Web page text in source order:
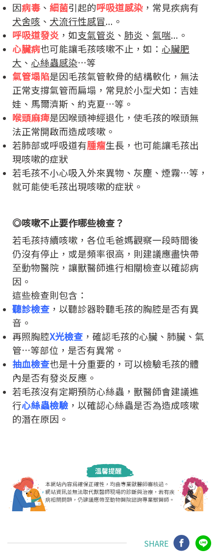
因病毒 、 細菌引起的呼吸道感染 ，常見疾病有
犬舍咳 、 犬流行性感冒...。
呼吸道發炎 ，如支氣管炎 、 肺炎 、 氣喘...。
心臟病也可能讓毛孩咳嗽不止，如： 心臟肥
大 、 心絲蟲感染…等
氣管塌陷是因毛孩氣管軟骨的結構軟化，無法
正常支撐氣管而扁塌，常見於小型犬如：吉娃
娃、馬爾濟斯、約克夏…等。
喉頭麻痺是因喉頭神經退化，使毛孩的喉頭無
法正常開啟而造成咳嗽。
若肺部或呼吸道有腫瘤生長，也可能讓毛孩出
現咳嗽的症狀
若毛孩不小心吸入外來異物、灰塵、煙霧…等，
就可能使毛孩出現咳嗽的症狀。
◎咳嗽不止要作哪些檢查？
若毛孩持續咳嗽，各位毛爸媽觀察一段時間後
仍沒有停止，或是頻率很高，則建議應盡快帶
至動物醫院，讓獸醫師進行相關檢查以確認病
因。
這些檢查則包含：
聽診檢查 ，以聽診器聆聽毛孩的胸腔是否有異
音。
再照胸腔X光檢查 ，確認毛孩的心臟、肺臟、氣
管…等部位，是否有異常。
抽血檢查也是十分重要的，可以檢驗毛孩的體
內是否有發炎反應。
若毛孩沒有定期預防心絲蟲，獸醫師會建議進
行心絲蟲檢驗 ，以確認心絲蟲是否為造成咳嗽
的潛在原因。
SHARE